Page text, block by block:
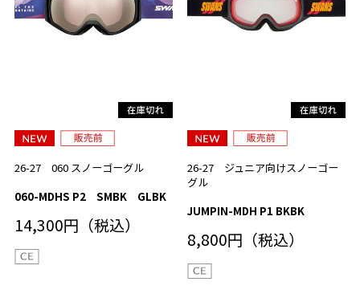
26-27 060 スノーゴーグル
060-MDHS P2 SMBK GLBK
14,300円（税込）
26-27 ジュニア向けスノーゴー
グル
JUMPIN-MDH P1 BKBK
8,800円（税込）